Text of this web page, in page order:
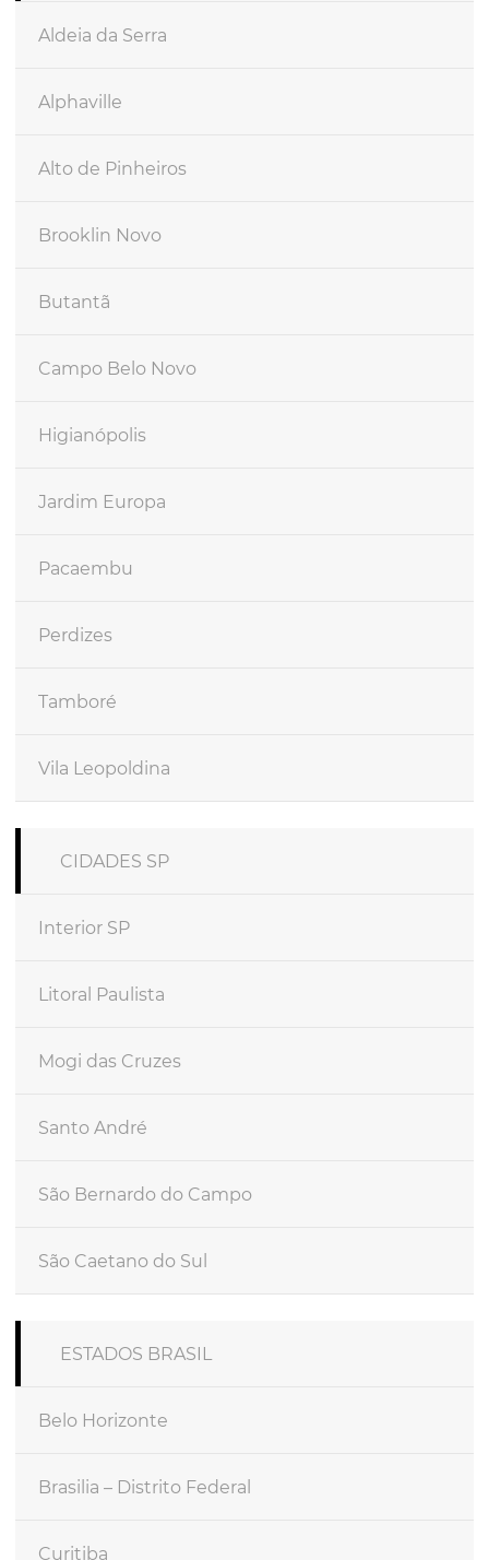
Aldeia da Serra
Alphaville
Alto de Pinheiros
Brooklin Novo
Butantã
Campo Belo Novo
Higianópolis
Jardim Europa
Pacaembu
Perdizes
Tamboré
Vila Leopoldina
CIDADES SP
Interior SP
Litoral Paulista
Mogi das Cruzes
Santo André
São Bernardo do Campo
São Caetano do Sul
ESTADOS BRASIL
Belo Horizonte
Brasilia – Distrito Federal
Curitiba